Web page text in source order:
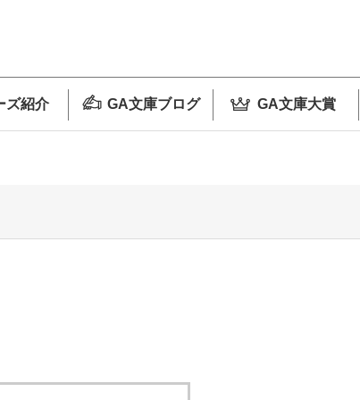
ズ紹介 GA文庫ブログ GA文庫大賞